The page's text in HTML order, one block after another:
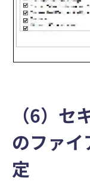
（6）セ
のファ
定